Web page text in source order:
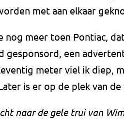
met aan elkaar
nog meer toen Pontiac,
gesponsord, een
meter viel ik diep,
is er op de plek van
naar de gele trui van